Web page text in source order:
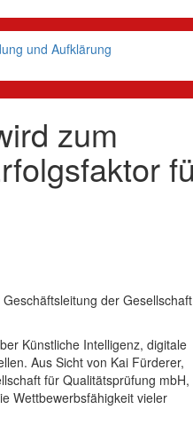
und Aufklärung
zum
der Gesellschaft
Künstliche Intelligenz, digitale
Aus Sicht von Kai Fürderer,
für Qualitätsprüfung mbH,
Wettbewerbsfähigkeit vieler